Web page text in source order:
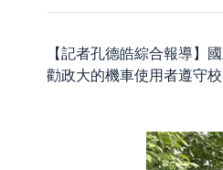
【記者孔德皓綜合報導】
勸政大的機車使用者遵守